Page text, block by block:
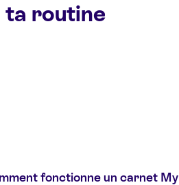
ta routine
fonctionne un carnet